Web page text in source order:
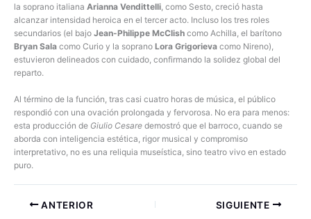
la soprano italiana Arianna Vendittelli , como Sesto, creció hasta
alcanzar intensidad heroica en el tercer acto. Incluso los tres roles
secundarios (el bajo Jean-Philippe McClish como Achilla, el barítono
Bryan Sala como Curio y la soprano Lora Grigorieva como Nireno),
estuvieron delineados con cuidado, confirmando la solidez global del
reparto.
Al término de la función, tras casi cuatro horas de música, el público
respondió con una ovación prolongada y fervorosa. No era para menos:
esta producción de Giulio Cesare demostró que el barroco, cuando se
aborda con inteligencia estética, rigor musical y compromiso
interpretativo, no es una reliquia museística, sino teatro vivo en estado
puro.
ANTERIOR SIGUIENTE